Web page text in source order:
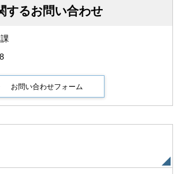
するお問い合わせ